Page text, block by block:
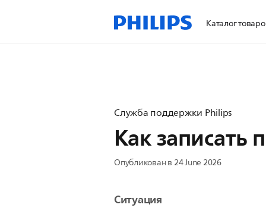
Каталог
Служба поддержки Philips
Как записать
Опубликован в 24 June 2026
Ситуация